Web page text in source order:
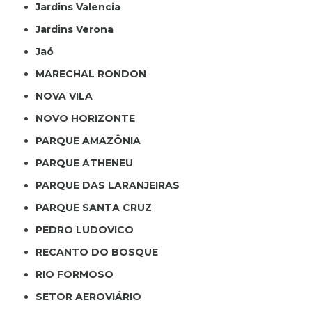
Jardins Valencia
Jardins Verona
Jaó
MARECHAL RONDON
NOVA VILA
NOVO HORIZONTE
PARQUE AMAZÔNIA
PARQUE ATHENEU
PARQUE DAS LARANJEIRAS
PARQUE SANTA CRUZ
PEDRO LUDOVICO
RECANTO DO BOSQUE
RIO FORMOSO
SETOR AEROVIÁRIO